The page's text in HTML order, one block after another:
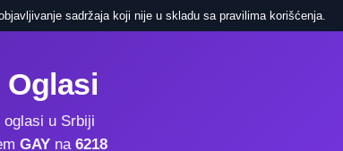
sadržaja koji nije u skladu sa pravilima korišćenja.
Oglasi
u Srbiji
GAYna 6218